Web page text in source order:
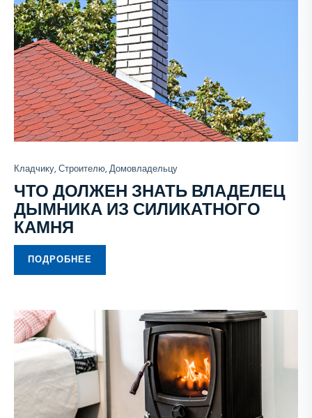
Кладчику, Строителю, Домовладельцу
ЧТО ДОЛЖЕН ЗНАТЬ ВЛАДЕЛЕЦ
ДЫМНИКА ИЗ СИЛИКАТНОГО
КАМНЯ
ПОДРОБНЕЕ